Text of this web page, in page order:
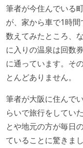
筆者が今住んでいる
が、家から車で1時
数えてみたところ、
に入りの温泉は回数
に通っています。そ
とんどありません。
筆者が大阪に住んで
らいで旅行をしてい
とや地元の方が毎日
ていることに驚きまし